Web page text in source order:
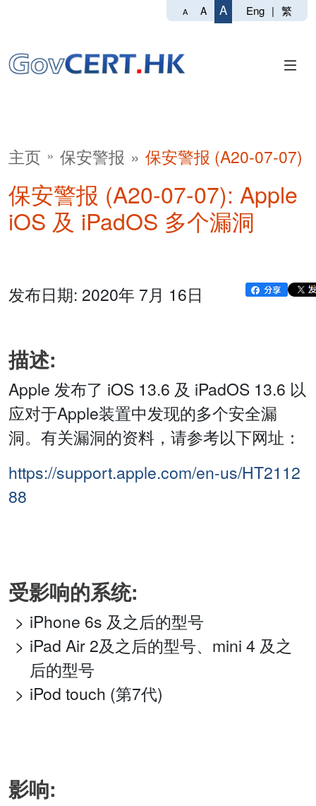
A A A Eng | 繁
主页 保安警报 保安警报 (A20-07-07)
保安警报 (A20-07-07): Apple
iOS 及 iPadOS 多个漏洞
发布日期: 2020年 7月 16日
描述:
Apple 发布了 iOS 13.6 及 iPadOS 13.6 以
应对于Apple装置中发现的多个安全漏
洞。有关漏洞的资料，请参考以下网址：
https://support.apple.com/en-us/HT2112
88
受影响的系统:
iPhone 6s 及之后的型号
iPad Air 2及之后的型号、mini 4 及之
后的型号
iPod touch (第7代)
影响: